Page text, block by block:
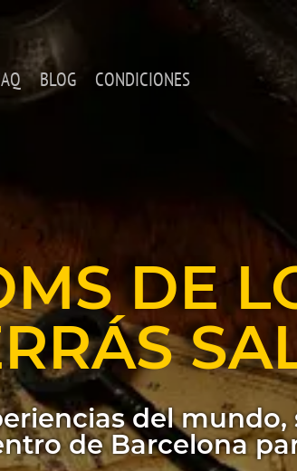
BLOG CONDICIONES
DE
del
de Barcelona